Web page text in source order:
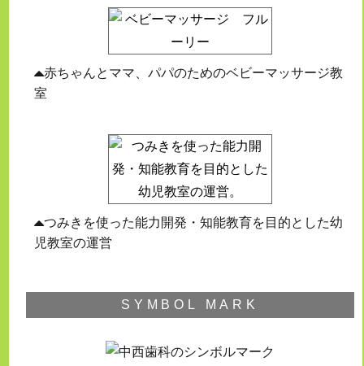
赤ちゃんとママ、パパのためのベビーマッサージ教
室
つみきを使った能力開発・知能教育を目的とした幼
児教室の運営
SYMBOL MARK